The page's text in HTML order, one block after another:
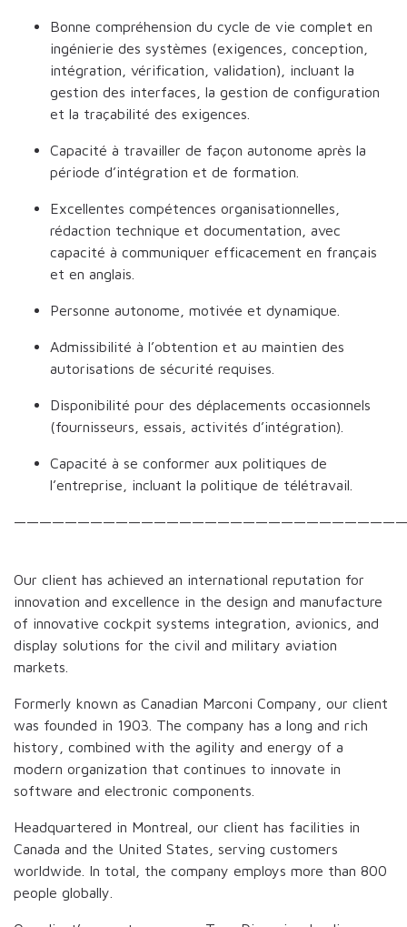
Bonne compréhension du cycle de vie complet en
ingénierie des systèmes (exigences, conception,
intégration, vérification, validation), incluant la
gestion des interfaces, la gestion de configuration
et la traçabilité des exigences.
Capacité à travailler de façon autonome après la
période d’intégration et de formation.
Excellentes compétences organisationnelles,
rédaction technique et documentation, avec
capacité à communiquer efficacement en français
et en anglais.
Personne autonome, motivée et dynamique.
Admissibilité à l’obtention et au maintien des
autorisations de sécurité requises.
Disponibilité pour des déplacements occasionnels
(fournisseurs, essais, activités d’intégration).
Capacité à se conformer aux politiques de
l’entreprise, incluant la politique de télétravail.
Our client has achieved an international reputation for
innovation and excellence in the design and manufacture
of innovative cockpit systems integration, avionics, and
display solutions for the civil and military aviation
markets.
Formerly known as Canadian Marconi Company, our client
was founded in 1903. The company has a long and rich
history, combined with the agility and energy of a
modern organization that continues to innovate in
software and electronic components.
Headquartered in Montreal, our client has facilities in
Canada and the United States, serving customers
worldwide. In total, the company employs more than 800
people globally.